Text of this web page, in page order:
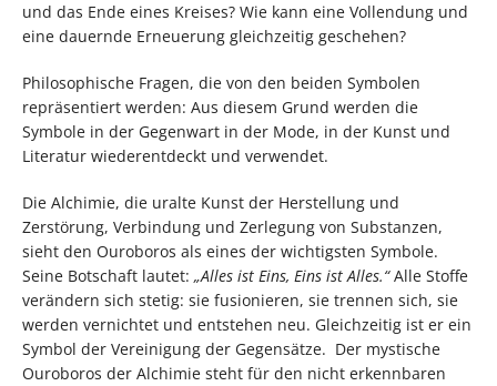
und das Ende eines Kreises? Wie kann eine Vollendung und
eine dauernde Erneuerung gleichzeitig geschehen?
Philosophische Fragen, die von den beiden Symbolen
repräsentiert werden: Aus diesem Grund werden die
Symbole in der Gegenwart in der Mode, in der Kunst und
Literatur wiederentdeckt und verwendet.
Die Alchimie, die uralte Kunst der Herstellung und
Zerstörung, Verbindung und Zerlegung von Substanzen,
sieht den Ouroboros als eines der wichtigsten Symbole.
Seine Botschaft lautet: „Alles ist Eins, Eins ist Alles.“Alle Stoffe
verändern sich stetig: sie fusionieren, sie trennen sich, sie
werden vernichtet und entstehen neu. Gleichzeitig ist er ein
Symbol der Vereinigung der Gegensätze. Der mystische
Ouroboros der Alchimie steht für den nicht erkennbaren